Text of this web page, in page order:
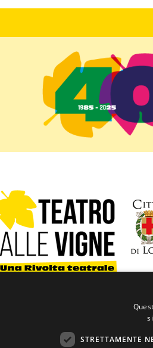
Il coordinamento del Teatro alle Vigne è
in
Privacy e cookie STRETTAMENTE